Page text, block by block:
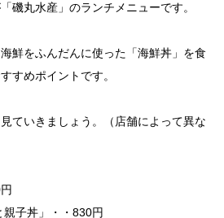
磯丸水産」のランチメニューです。
鮮をふんだんに使った「海鮮丼」を食
すめポイントです。
ていきましょう。（店舗によって異な
親子丼」・・830円